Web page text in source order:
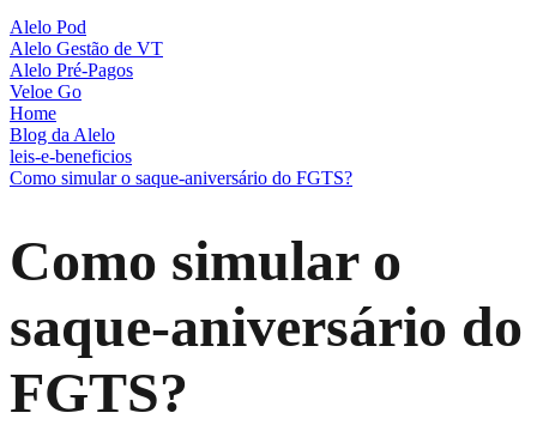
Alelo Pod
Alelo Gestão de VT
Alelo Pré-Pagos
Veloe Go
Home
Blog da Alelo
leis-e-beneficios
Como simular o saque-aniversário do FGTS?
Como simular o
saque-aniversário do
FGTS?